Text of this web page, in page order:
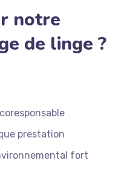
notre
de linge ?
prestation
fort